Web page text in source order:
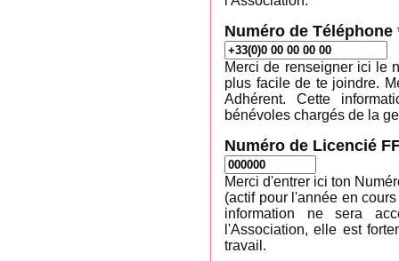
Numéro de Téléphone
Merci de renseigner ici le
plus facile de te joindre.
Adhérent. Cette
bénévoles chargés de la
Numéro de Licencié
Merci d'entrer ici ton
(actif pour l'année en
information ne sera
l'Association, elle est
travail.